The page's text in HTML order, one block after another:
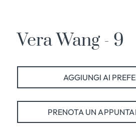
Vera Wang - 9
AGGIUNGI AI
PRENOTA UN